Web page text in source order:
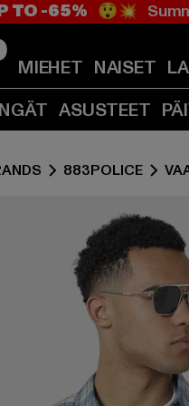
TO -65% 😲💥
MIEHET NAISET
ASUSTEET
883POLICE